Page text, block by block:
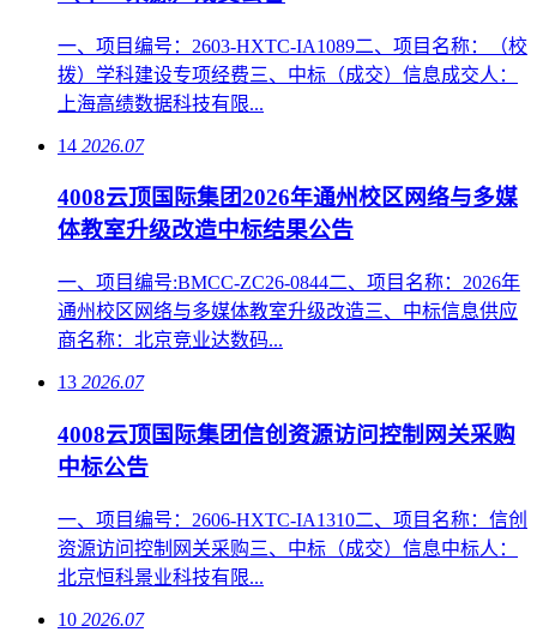
一、项目编号：2603-HXTC-IA1089二、项目名称：（校
拨）学科建设专项经费三、中标（成交）信息成交人：
上海高绩数据科技有限...
14 2026.07
4008云顶国际集团2026年通州校区网络与多媒
体教室升级改造中标结果公告
一、项目编号:BMCC-ZC26-0844二、项目名称：2026年
通州校区网络与多媒体教室升级改造三、中标信息供应
商名称：北京竞业达数码...
13 2026.07
4008云顶国际集团信创资源访问控制网关采购
中标公告
一、项目编号：2606-HXTC-IA1310二、项目名称：信创
资源访问控制网关采购三、中标（成交）信息中标人：
北京恒科景业科技有限...
10 2026.07